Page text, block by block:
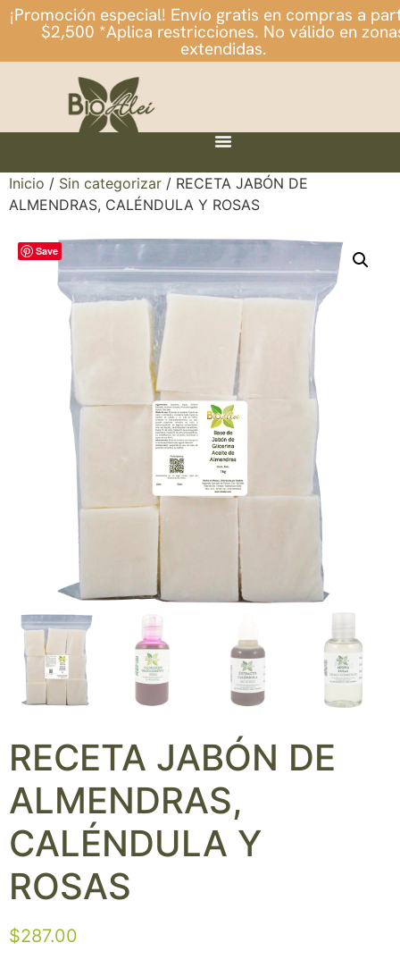
¡Promoción especial! Envío gratis en compras a
$2,500 *Aplica restricciones. No válido en
extendidas.
Inicio / Sin categorizar / RECETA JABÓN DE
ALMENDRAS, CALÉNDULA Y ROSAS
Save
RECETA JABÓN DE
ALMENDRAS,
CALÉNDULA Y
ROSAS
$287.00